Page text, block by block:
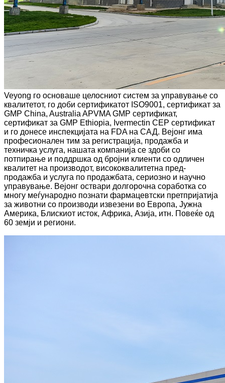
Veyong го основаше целосниот систем за управување со
квалитетот, го доби сертификатот ISO9001, сертификат за
GMP China, Australia APVMA GMP сертификат,
сертификат за GMP Ethiopia, Ivermectin CEP сертификат
и го донесе инспекцијата на FDA на САД. Вејонг има
професионален тим за регистрација, продажба и
техничка услуга, нашата компанија се здоби со
потпирање и поддршка од бројни клиенти со одличен
квалитет на производот, висококвалитетна пред-
продажба и услуга по продажбата, сериозно и научно
управување. Вејонг оствари долгорочна соработка со
многу меѓународно познати фармацевтски претпријатија
за животни со производи извезени во Европа, Јужна
Америка, Блискиот исток, Африка, Азија, итн. Повеќе од
60 земји и региони.